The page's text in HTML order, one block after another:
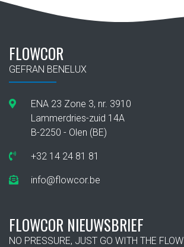
FLOWCOR
GEFRAN BENELUX
ENA 23 Zone 3, nr. 3910
Lammerdries-zuid 14A
B-2250 - Olen (BE)
+32 14 24 81 81
info@flowcor.be
FLOWCOR NIEUWSBRIEF
NO PRESSURE, JUST GO WITH THE FLOW